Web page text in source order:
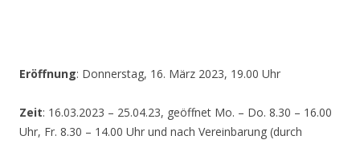
Eröffnung: Donnerstag, 16. März 2023, 19.00 Uhr
Zeit: 16.03.2023 – 25.04.23, geöffnet Mo. – Do. 8.30 – 16.00
Uhr, Fr. 8.30 – 14.00 Uhr und nach Vereinbarung (durch